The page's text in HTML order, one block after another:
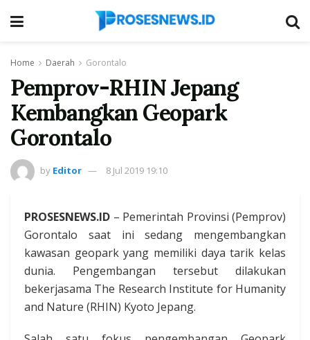
Home Daerah Gorontalo
Pemprov-RHIN Jepang
Kembangkan Geopark
Gorontalo
by Editor 8 Jul 2019 19:10
PROSESNEWS.ID – Pemerintah Provinsi (Pemprov)
Gorontalo saat ini sedang mengembangkan
kawasan geopark yang memiliki daya tarik kelas
dunia. Pengembangan tersebut dilakukan
bekerjasama The Research Institute for Humanity
and Nature (RHIN) Kyoto Jepang.